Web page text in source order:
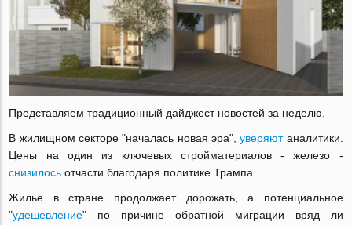
Представляем традиционный дайджест новостей за неделю.
В жилищном секторе "началась новая эра",уверяютаналитики.
Цены на один из ключевых стройматериалов - железо -
снизилось отчасти благодаря политике Трампа.
Жилье в стране продолжает дорожать, а потенциальное
"удешевление" по причине обратной миграции вряд ли